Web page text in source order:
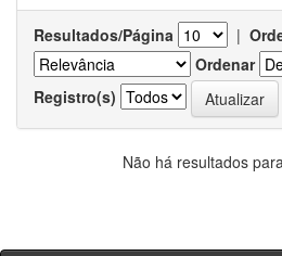
Resultados/Página |
Ordenar
Registro(s)
Não há resultados